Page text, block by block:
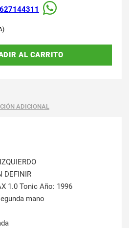
627144311
AL CARRITO
ADICIONAL
DEFINIR
1.0 Tonic Año: 1996
mano